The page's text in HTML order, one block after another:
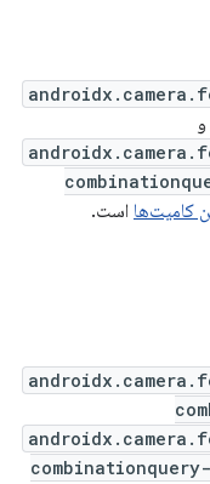
و
کامیت‌ها است.